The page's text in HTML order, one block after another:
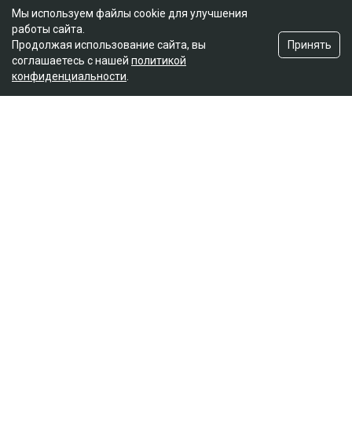
Мы используем файлы cookie для улучшения
работы сайта.
Продолжая использование сайта, вы
соглашаетесь с нашей политикой
конфиденциальности
Принять